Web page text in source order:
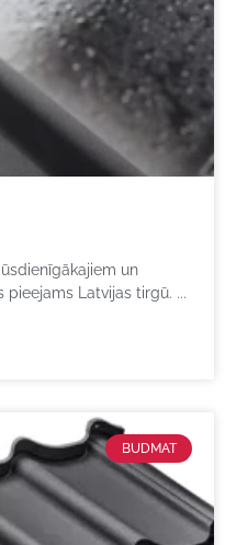
un
pieejams Latvijas tirgū.
BUDMAT